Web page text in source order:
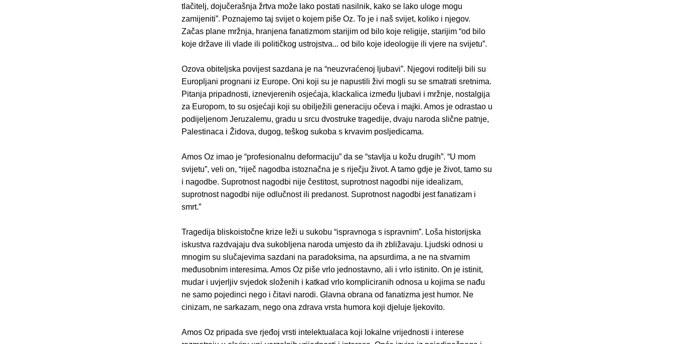
tlačitelj, dojučerašnja žrtva može lako postati nasilnik, kako se lako uloge mogu
zamijeniti”. Poznajemo taj svijet o kojem piše Oz. To je i naš svijet, koliko i njegov.
Začas plane mržnja, hranjena fanatizmom starijim od bilo koje religije, starijim “od bilo
koje države ili vlade ili političkog ustrojstva... od bilo koje ideologije ili vjere na svijetu”.
Ozova obiteljska povijest sazdana je na “neuzvraćenoj ljubavi”. Njegovi roditelji bili su
Europljani prognani iz Europe. Oni koji su je napustili živi mogli su se smatrati sretnima.
Pitanja pripadnosti, iznevjerenih osjećaja, klackalica između ljubavi i mržnje, nostalgija
za Europom, to su osjećaji koji su obilježili generaciju očeva i majki. Amos je odrastao u
podijeljenom Jeruzalemu, gradu u srcu dvostruke tragedije, dvaju naroda slične patnje,
Palestinaca i Židova, dugog, teškog sukoba s krvavim posljedicama.
Amos Oz imao je “profesionalnu deformaciju” da se “stavlja u kožu drugih”. “U mom
svijetu”, veli on, “riječ nagodba istoznačna je s riječju život. A tamo gdje je život, tamo su
i nagodbe. Suprotnost nagodbi nije čestitost, suprotnost nagodbi nije idealizam,
suprotnost nagodbi nije odlučnost ili predanost. Suprotnost nagodbi jest fanatizam i
smrt.”
Tragedija bliskoistočne krize leži u sukobu “ispravnoga s ispravnim”. Loša historijska
iskustva razdvajaju dva sukobljena naroda umjesto da ih zbližavaju. Ljudski odnosi u
mnogim su slučajevima sazdani na paradoksima, na apsurdima, a ne na stvarnim
međusobnim interesima. Amos Oz piše vrlo jednostavno, ali i vrlo istinito. On je istinit,
mudar i uvjerljiv svjedok složenih i katkad vrlo kompliciranih odnosa u kojima se nađu
ne samo pojedinci nego i čitavi narodi. Glavna obrana od fanatizma jest humor. Ne
cinizam, ne sarkazam, nego ona zdrava vrsta humora koji djeluje ljekovito.
Amos Oz pripada sve rjeđoj vrsti intelektualaca koji lokalne vrijednosti i interese